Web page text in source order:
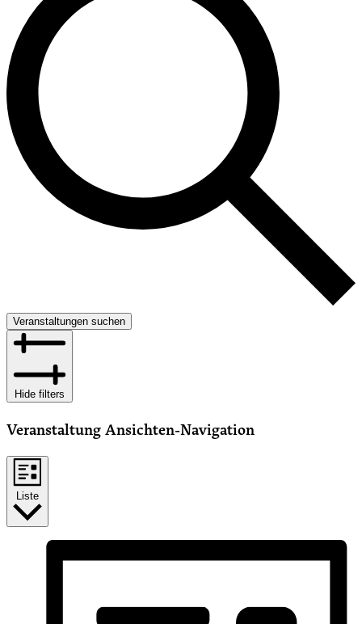
Veranstaltungen suchen
Hide filters
Veranstaltung Ansichten-Navigation
Liste